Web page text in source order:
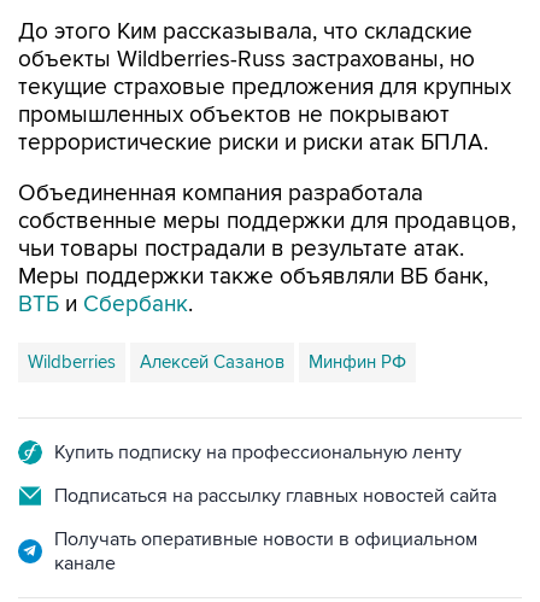
До этого Ким рассказывала, что складские
объекты Wildberries-Russ застрахованы, но
текущие страховые предложения для крупных
промышленных объектов не покрывают
террористические риски и риски атак БПЛА.
Объединенная компания разработала
собственные меры поддержки для продавцов,
чьи товары пострадали в результате атак.
Меры поддержки также объявляли ВБ банк,
ВТБ и Сбербанк.
Wildberries Алексей Сазанов Минфин РФ
Купить подписку на профессиональную ленту
Подписаться на рассылку главных новостей сайта
Получать оперативные новости в официальном
канале